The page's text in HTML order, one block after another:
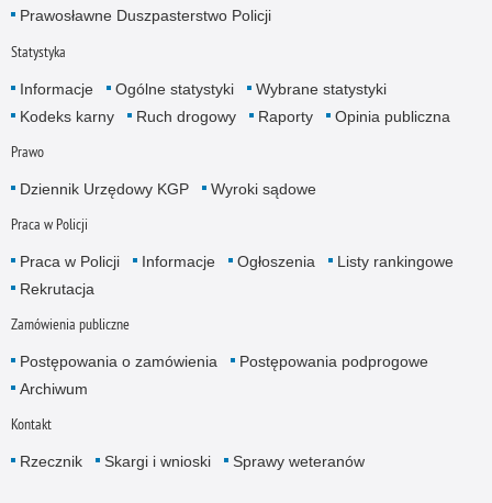
Prawosławne Duszpasterstwo Policji
Statystyka
Informacje Ogólne statystyki
Wybrane statystyki
Kodeks karny
Ruch drogowy Raporty Opinia publiczna
Prawo
Dziennik Urzędowy KGP Wyroki sądowe
Praca w Policji
Praca w Policji Informacje Ogłoszenia
Listy rankingowe
Rekrutacja
Zamówienia publiczne
Postępowania o zamówienia
Postępowania podprogowe
Archiwum
Kontakt
Rzecznik Skargi i wnioski Sprawy weteranów